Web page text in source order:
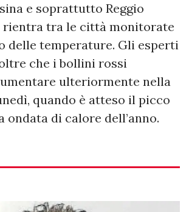
e soprattutto Reggio
rientra tra le città monitorate
delle temperature. Gli esperti
che i bollini rossi
ulteriormente nella
quando è atteso il picco
ondata di calore dell’anno.